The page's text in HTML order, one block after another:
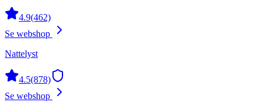
4.9(462)
Se webshop
Nattelyst
4.5(878)
Se webshop